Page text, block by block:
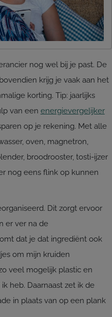
nog wel bij je past. De
krijg je vaak aan het
korting. Tip: jaarlijks
van een energievergelijker
op je rekening. Met alle
oven, magnetron,
broodrooster, tosti-ijzer
nog eens flink op kunnen
Dit zorgt ervoor
er ver na de
dat je dat ingrediënt ook
om mijn kruiden
veel mogelijk plastic en
heb. Daarnaast zet ik de
in plaats van op een plank